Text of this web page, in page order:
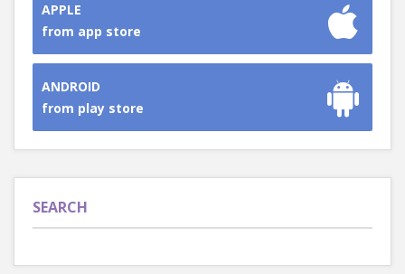
APPLE
from app store
ANDROID
from play store
SEARCH